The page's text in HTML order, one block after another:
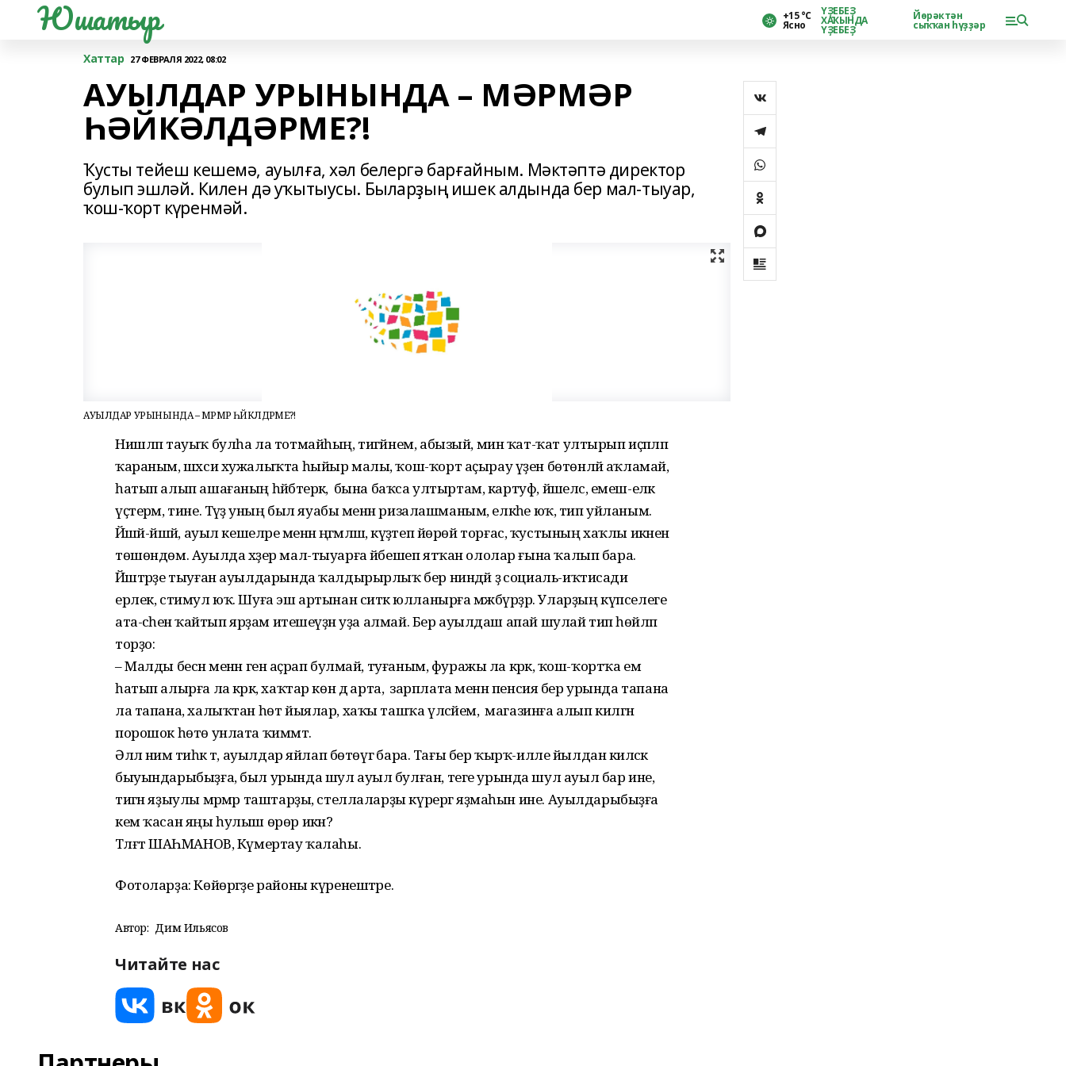
Юшатыр +15 °С
Ясно
ҮҘЕБЕҘ
ХАҠЫНДА
ҮҘЕБЕҘ
Йөрәктән
сыҡҡан һүҙҙәр
Хаттар 27 ФЕВРАЛЯ 2022, 08:02
АУЫЛДАР УРЫНЫНДА – МӘРМӘР
ҺӘЙКӘЛДӘРМЕ?!
Ҡусты тейеш кешемә, ауылға, хәл белергә барғайным. Мәктәптә директор
булып эшләй. Килен дә уҡытыусы. Быларҙың ишек алдында бер мал-тыуар,
ҡош-ҡорт күренмәй.
АУЫЛДАР УРЫНЫНДА – МӘРМӘР ҺӘЙКӘЛДӘРМЕ?!
Нишләп тауыҡ булһа ла тотмайһың, тигәйнем, абызый, мин ҡат-ҡат ултырып иҫәпләп
ҡараным, шәхси хужалыҡта һыйыр малы, ҡош-ҡорт аҫырау үҙен бөтөнләй аҡламай,
һатып алып ашағаның һәйбәтерәк, ә бына баҡса ултыртам, картуф, йәшелсә, емеш-еләк
үҫтерәм, тине. Тәүҙә уның был яуабы менән ризалашманым, елкәһе юҡ, тип уйланым.
Йәшәй-йәшәй, ауыл кешеләре менән әңгәмәләшә, күҙәтеп йөрөй торғас, ҡустының хаҡлы икәненә
төшөндөм. Ауылда хәҙер мал-тыуарға йәбешеп ятҡан ололар ғына ҡалып бара.
Йәштәрҙе тыуған ауылдарында ҡалдырырлыҡ бер ниндәй ҙә социаль-иҡтисади
ерлек, стимул юҡ. Шуға эш артынан ситкә юлланырға мәжбүрҙәр. Уларҙың күпселеге
ата-әсәһенә ҡайтып ярҙам итешеүҙән уҙа алмай. Бер ауылдаш апай шулай тип һөйләп
торҙо:
– Малды бесән менән генә аҫрап булмай, туғаным, фуражы ла кәрәк, ҡош-ҡортҡа ем
һатып алырға ла кәрәк, хаҡтар көн дә арта, ә зарплата менән пенсия бер урында тапана
ла тапана, халыҡтан һөт йыялар, хаҡы ташҡа үлсәйем, ә магазинға алып килгән
порошок һөтө унлата ҡиммәт.
Әллә нимә тиһәк тә, ауылдар яйлап бөтөүгә бара. Тағы бер ҡырҡ-илле йылдан киләсәк
быуындарыбыҙға, был урында шул ауыл булған, теге урында шул ауыл бар ине,
тигән яҙыулы мәрмәр таштарҙы, стеллаларҙы күрергә яҙмаһын ине. Ауылдарыбыҙға
кем ҡасан яңы һулыш өрөр икән?
Тәлғәт ШАҺМАНОВ, Күмертау ҡалаһы.
Фотоларҙа: Көйөргәҙе районы күренештәре.
Автор: Дим Ильясов
Читайте нас